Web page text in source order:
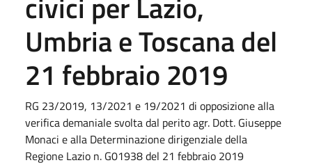
Umbria e Toscana del
21 febbraio 2019
RG 23/2019, 13/2021 e 19/2021 di opposizione alla
verifica demaniale svolta dal perito agr. Dott. Giuseppe
Monaci e alla Determinazione dirigenziale della
Regione Lazio n. G01938 del 21 febbraio 2019